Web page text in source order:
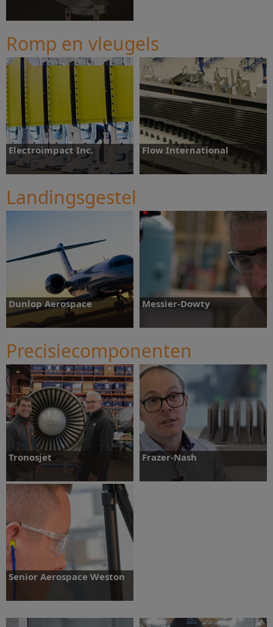
Ontdek meer
Romp en vleugels
Electroimpact Inc. Flow International
Ontdek meer
Landingsgestel
Dunlop Aerospace
Ontdek meer
Messier-Dowty
Ontdek meer
Precisiecomponenten
Tronosjet
Ontdek meer
Frazer-Nash
Senior Aerospace Weston